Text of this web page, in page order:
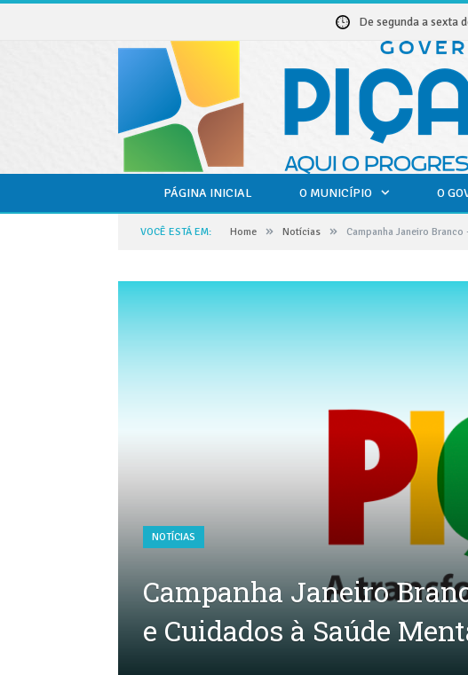
De segunda a
PÁGINA INICIAL O MUNICÍPIO O
VOCÊ ESTÁ EM: Home » Notícias » Campanha Janeiro
NOTÍCIAS
Campanha Janeiro
e Cuidados à Saúde